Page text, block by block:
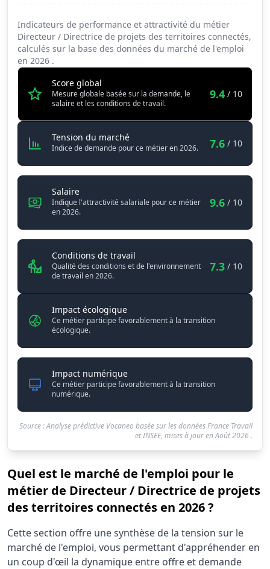
Indicateurs de performance et attractivité du métier
Directeur / Directrice de projets des territoires connectés,
calculés sur la base des données du marché de l'emploi
en 2026 .
Score global
Mesure globale basée sur la demande, le
salaire et les conditions de travail.
9.4 / 10
Tension du marchéDirecteur / Directrice de projets
Indice de demande pour ce métier en 2026. 7.6 / 10
SalaireDirecteur / Directrice de projets des territoires
Indique l'attractivité salariale pour ce métier
en 2026.
9.6 / 10
Conditions de travail
Qualité des conditions et de l'environnement
de travail en 2026.
7.3 / 10
Impact écologique
Ce métier participe favorablement à la transition
écologique.
Impact numérique
Ce métier participe favorablement à la transition
numérique.
Source : Analyse prédictive Vocaneo basée sur les données France Travail
et INSEE, mises à jour enAoût 2026.
Quel est le marché de l'emploi pour le
métier de Directeur / Directrice de projets
des territoires connectés en 2026 ?
Statistiques recrutement Directeur / Directrice de
Indicateur
Demandeurs d'emploi (12 mois)
Cette section offre une synthèse de la tension sur le
marché de l'emploi, vous permettant d'appréhender en
un coup d'œil la dynamique entre offre et demande